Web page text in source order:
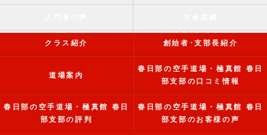
クラス紹介 創始者･支部長紹介
道場案内
春日部の空手道場・極真館 春日
部支部の口コミ情報
春日部の空手道場・極真館 春日
部支部の評判
春日部の空手道場・極真館 春日
部支部のお客様の声